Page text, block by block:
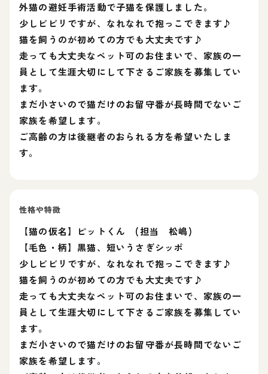
外猫の避妊手術活動で子猫を保護しました。
少しビビリですが、なれなれで抱っこできます♪
猫を飼うのが初めての方でも大丈夫です♪
走っても大丈夫なペット可のお住まいで、家族の一
員として生涯大切にして下さるご家族を募集してい
ます。
まだ小さいので猫だけのお留守番が長時間でないご
家族を希望します。
ご高齢の方は後継者のおられる方を希望いたしま
す。
性格や特徴
【猫の仮名】ピットくん (担当 松嶋)
【毛色・柄】黒猫、短いうさぎシッポ
少しビビリですが、なれなれで抱っこできます♪
猫を飼うのが初めての方でも大丈夫です♪
走っても大丈夫なペット可のお住まいで、家族の一
員として生涯大切にして下さるご家族を募集してい
ます。
まだ小さいので猫だけのお留守番が長時間でないご
家族を希望します。